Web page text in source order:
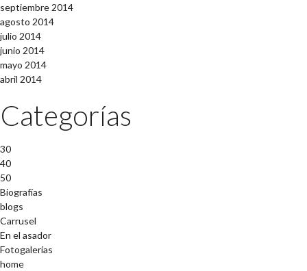
septiembre 2014
agosto 2014
julio 2014
junio 2014
mayo 2014
abril 2014
Categorías
30
40
50
Biografías
blogs
Carrusel
En el asador
Fotogalerías
home